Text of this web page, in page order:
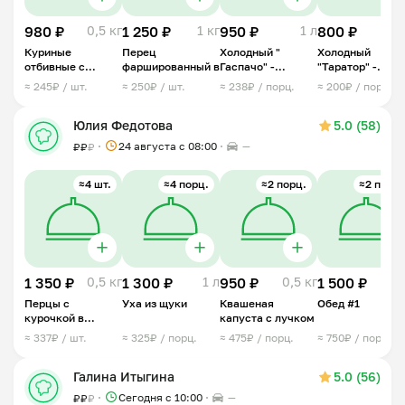
980 ₽ 0,5 кг
Куриные
отбивные с
ананасом под
≈ 245₽ / шт.
1 250 ₽ 1 кг
Перец
фаршированный в
≈ 250₽ / шт.
950 ₽ 1 л
Холодный "
Гаспачо" -
овощной суп
≈ 238₽ / порц.
800 ₽
Холодный
"Таратор" -
болгарский суп
≈ 200₽ / порц.
Юлия Федотова 5.0 (58)
₽₽₽ 24 августа с 08:00 —
≈4 шт.
1 350 ₽ 0,5 кг
Перцы с
курочкой в
сливках
≈ 337₽ / шт.
≈4 порц.
1 300 ₽ 1 л
Уха из щуки
≈ 325₽ / порц.
≈2 порц.
950 ₽ 0,5 кг
Квашеная
капуста с лучком
≈ 475₽ / порц.
≈2 порц.
1 500 ₽
Обед #1
≈ 750₽ / порц.
Галина Итыгина 5.0 (56)
₽₽₽ Сегодня с 10:00 —